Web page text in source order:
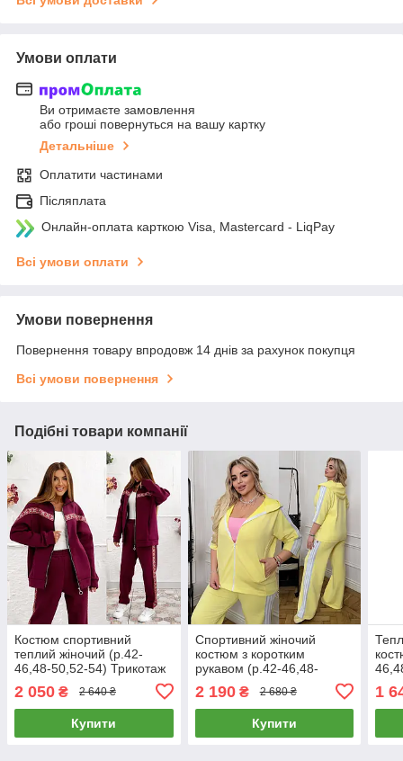
Умови оплати
Ви отримаєте замовлення
або гроші повернуться на вашу картку
Детальніше
Оплатити частинами
Післяплата
Онлайн-оплата карткою Visa, Mastercard - LiqPay
Всі умови оплати
Умови повернення
Повернення товару впродовж 14 днів за рахунок покупця
Всі умови повернення
Подібні товари компанії
Костюм спортивний
теплий жіночий (р.42-
46,48-50,52-54) Трикотаж
2 050 ₴ 2 640 ₴
Купити
Спортивний жіночий
костюм з коротким
рукавом (р.42-46,48-
двонитка
2 190₴ 2 680 ₴
Купити
1